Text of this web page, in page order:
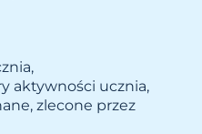
aktywności ucznia,
zlecone przez